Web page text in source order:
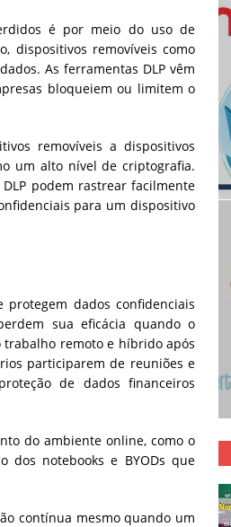
é por meio do uso de
dispositivos removíveis como
As ferramentas DLP vêm
bloqueiem ou limitem o
removíveis a dispositivos
um alto nível de criptografia.
podem rastrear facilmente
para um dispositivo
dados confidenciais
sua eficácia quando o
remoto e híbrido após
participarem de reuniões e
de dados financeiros
do ambiente online, como o
dos notebooks e BYODs que
contínua mesmo quando um